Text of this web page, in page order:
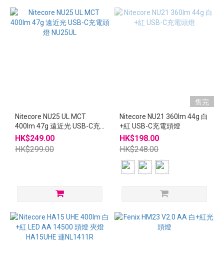
Nitecore NU25 UL MCT
400lm 47g 遠近光 USB-C充
電頭燈 NU25UL
HK$249.00
HK$299.00
售完
Nitecore NU21 360lm 44g 白
+紅 USB-C充電頭燈
HK$198.00
HK$248.00